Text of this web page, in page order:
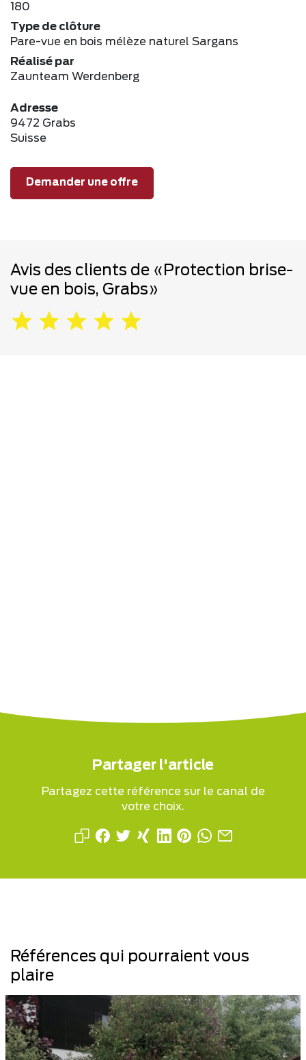
180
Type de clôture
Pare-vue en bois mélèze naturel Sargans
Réalisé par
Zaunteam Werdenberg
Adresse
9472 Grabs
Suisse
Demander une offre
Avis des clients de «Protection brise-
vue en bois, Grabs»
Partager l'article
Partagez cette référence sur le canal de
votre choix.
Références qui pourraient vous
plaire